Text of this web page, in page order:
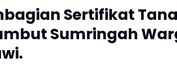
Sertifikat
Sumringah